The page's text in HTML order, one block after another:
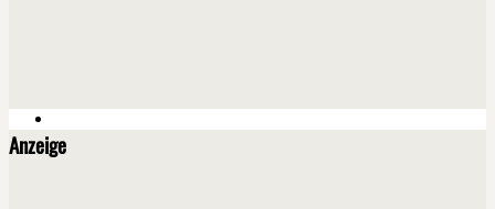
Anzeige